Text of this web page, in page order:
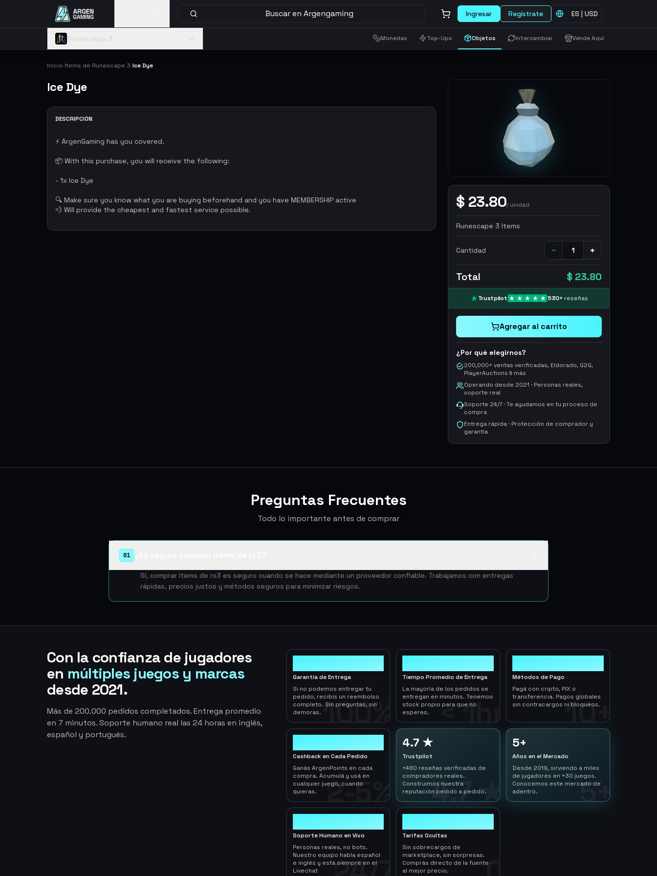
Buscar en Argengaming Ingresar Regístrate ES | USD
Monedas Top-Ups Objetos Intercambiar Vende Aquí
Inicio›Items de Runescape 3›Ice Dye
Ice Dye
$ 23.80/unidad
Runescape 3 Items
Cantidad − +
Total $ 23.80
Trustpilot 530+ reseñas
Agregar al carrito
¿Por qué elegirnos?
200,000+ ventas verificadas, Eldorado, G2G,
PlayerAuctions & más
Operando desde 2021 · Personas reales,
soporte real
Soporte 24/7 · Te ayudamos en tu proceso de
compra
Entrega rápida · Protección de comprador y
garantía
DESCRIPCIÓN
⚡ ArgenGaming has you covered.
📦 With this purchase, you will receive the following:
- 1x Ice Dye
🔍 Make sure you know what you are buying beforehand and you have MEMBERSHIP active
💨 Will provide the cheapest and fastest service possible.
Preguntas Frecuentes
Todo lo importante antes de comprar
01
Sí, comprar items de rs3 es seguro cuando se hace mediante un proveedor confiable. Trabajamos con entregas
rápidas, precios justos y métodos seguros para minimizar riesgos.
Con la confianza de jugadores
en múltiples juegos y marcas
desde 2021.
Más de 200.000 pedidos completados. Entrega promedio
en 7 minutos. Soporte humano real las 24 horas en inglés,
español y portugués.
100%
Garantía de Entrega
Si no podemos entregar tu
pedido, recibís un reembolso
completo. Sin preguntas, sin
demoras.
< 1hr
Tiempo Promedio de Entrega
La mayoría de los pedidos se
entregan en minutos. Tenemos
stock propio para que no
esperes.
10+
Métodos de Pago
Pagá con cripto, PIX o
transferencia. Pagos globales
sin contracargos ni bloqueos.
2-5%
Cashback en Cada Pedido
Ganás ArgenPoints en cada
compra. Acumulá y usá en
cualquier juego, cuando
quieras.
4.7 ★
4.7 ★
Trustpilot
+480 reseñas verificadas de
compradores reales.
Construimos nuestra
reputación pedido a pedido.
5+
5+
Años en el Mercado
Desde 2019, sirviendo a miles
de jugadores en +30 juegos.
Conocemos este mercado de
adentro.
Soporte Humano en Vivo
Personas reales, no bots.
Nuestro equipo habla español
e inglés y está siempre en el
Livechat
Tarifas Ocultas
Sin sobrecargos de
marketplace, sin sorpresas.
Comprás directo de la fuente
al mejor precio.